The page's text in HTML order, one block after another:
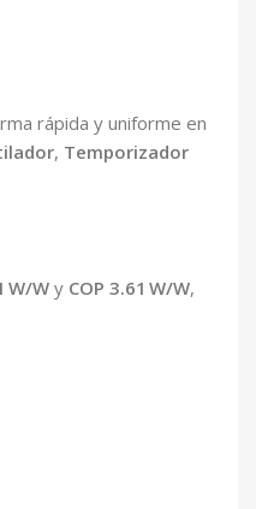
rápida y uniforme en
, Temporizador
W/W y COP 3.61 W/W,